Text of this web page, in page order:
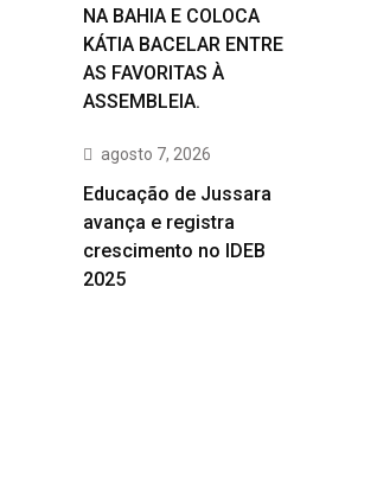
NA BAHIA E COLOCA
KÁTIA BACELAR ENTRE
AS FAVORITAS À
ASSEMBLEIA.
agosto 7, 2026
Educação de Jussara
avança e registra
crescimento no IDEB
2025